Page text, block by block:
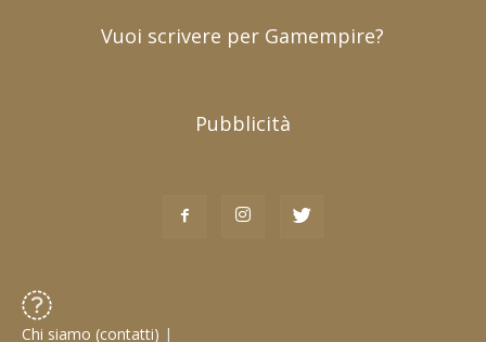
Vuoi scrivere per Gamempire?
Pubblicità
Chi siamo (contatti) |